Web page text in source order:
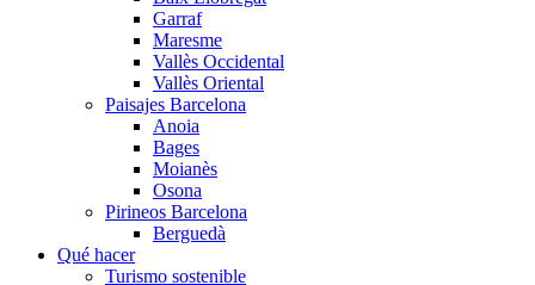
Garraf
Maresme
Vallès Occidental
Vallès Oriental
Paisajes Barcelona
Anoia
Bages
Moianès
Osona
Pirineos Barcelona
Berguedà
Qué hacer
Turismo sostenible